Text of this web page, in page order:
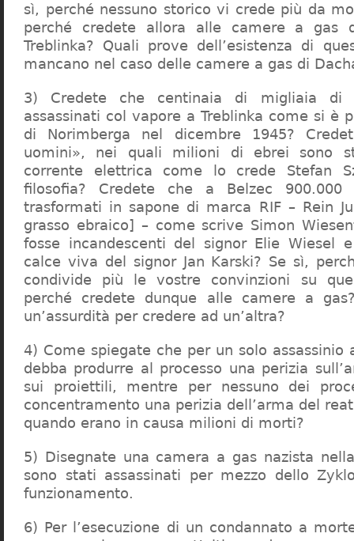
sì, perché nessuno storico vi crede più da
perché credete allora alle camere a gas
Treblinka? Quali prove dell’esistenza di
mancano nel caso delle camere a gas di
3) Credete che centinaia di migliaia di
assassinati col vapore a Treblinka come si è
di Norimberga nel dicembre 1945?
uomini», nei quali milioni di ebrei sono
corrente elettrica come lo crede Stefan
filosofia? Credete che a Belzec
trasformati in sapone di marca RIF – Rein
grasso ebraico] – come scrive Simon
fosse incandescenti del signor Elie Wiesel
calce viva del signor Jan Karski? Se sì,
condivide più le vostre convinzioni su
perché credete dunque alle camere a
un’assurdità per credere ad un’altra?
4) Come spiegate che per un solo assassinio
debba produrre al processo una perizia
sui proiettili, mentre per nessuno dei
concentramento una perizia dell’arma del
quando erano in causa milioni di morti?
5) Disegnate una camera a gas nazista
sono stati assassinati per mezzo dello
funzionamento.
6) Per l’esecuzione di un condannato a